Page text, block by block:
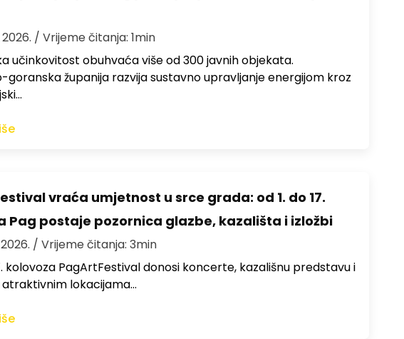
/ Vrijeme čitanja: 1min
učinkovitost obuhvaća više od 300 javnih objekata.
goranska županija razvija sustavno upravljanje energijom kroz
vraća umjetnost u srce grada: od 1. do 17.
Pag postaje pozornica glazbe, kazališta i izložbi
/ Vrijeme čitanja: 3min
kolovoza PagArtFestival donosi koncerte, kazališnu predstavu i
atraktivnim lokacijama…